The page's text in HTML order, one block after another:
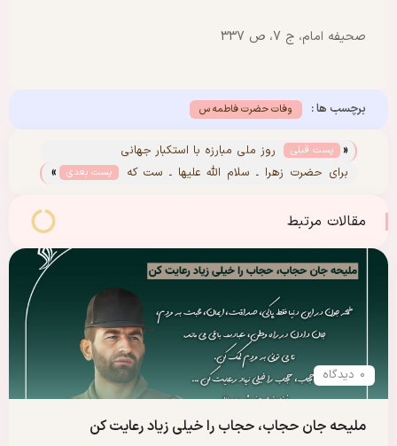
صحیفه امام، ج 7، ص 337
برچسب ها : وفات حضرت فاطمه س
« پست قبلی
روز ملی مبارزه با استکبار جهانی
برای‌‌ ‌‌حضرت زهرا ـ سلام الله علیها ـ ست که
این‌‌ ‌‌۷۵ روز وارد می شده
پست بعدی »
مقالات مرتبط
0 دیدگاه
ملیحه جان حجاب، حجاب را خیلی زیاد رعایت کن